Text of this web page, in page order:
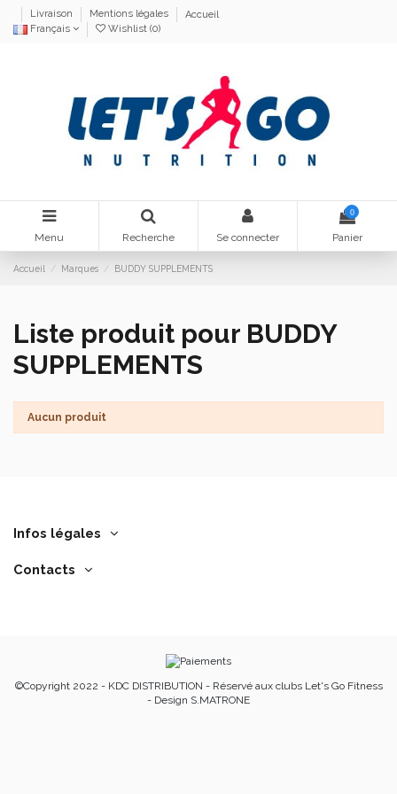
Livraison Mentions légales
Accueil
Français
Wishlist (0)
Menu Recherche Se connecter
0
Panier
Accueil Marques BUDDY SUPPLEMENTS
Liste produit pour BUDDY
SUPPLEMENTS
Aucun produit
Infos légales
Contacts
©Copyright 2022 - KDC DISTRIBUTION - Réservé aux clubs Let's Go Fitness
- Design S.MATRONE